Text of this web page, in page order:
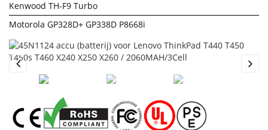
Kenwood TH-F9 Turbo
Motorola GP328D+ GP338D P8668i
Previous